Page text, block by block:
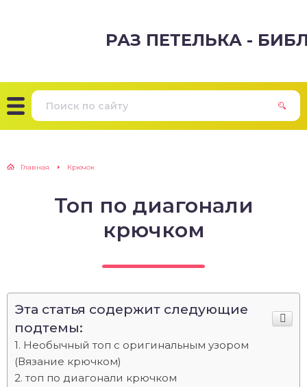
РАЗ ПЕТЕЛЬКА -
Главная Крючок
Топ по диагонали
крючком
Эта статья содержит следующие
подтемы:
Необычный топ с оригинальным узором
(Вязание крючком)
топ по диагонали крючком